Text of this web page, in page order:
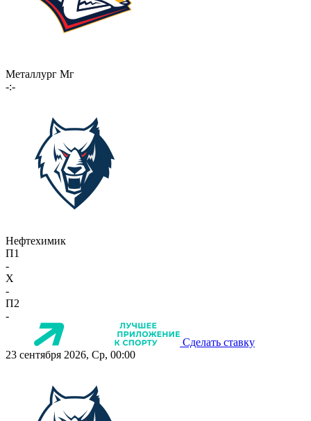
Металлург Мг
-:-
Нефтехимик
П1
-
X
-
П2
-
Сделать ставку
23 сентября 2026, Ср, 00:00